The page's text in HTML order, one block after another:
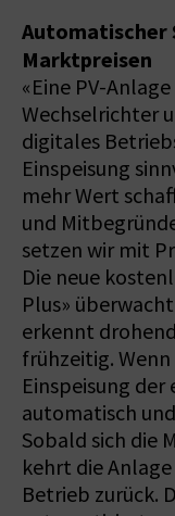
Automatischer
Marktpreisen
«Eine PV-
Wechselrichter
digitales
Einspeisung
mehr Wert
und
setzen wir mit
Die neue
Plus»
erkennt
frühzeitig.
Einspeisung
automatisch
Sobald sich die
kehrt die
Betrieb zurück.